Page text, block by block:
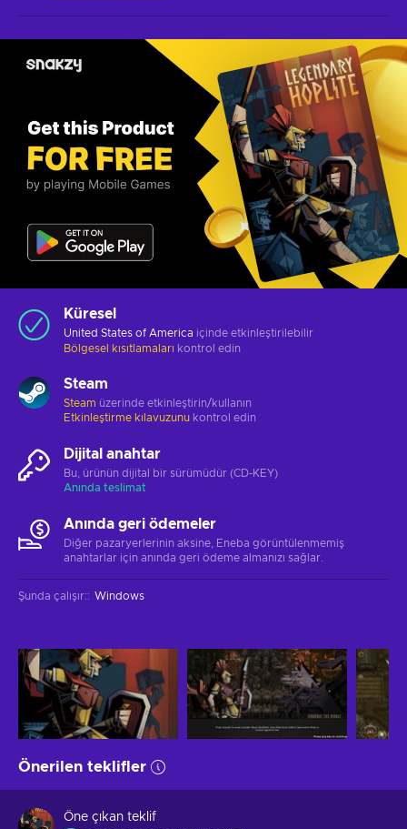
Küresel
United States of America içinde etkinleştirilebilir
Bölgesel kısıtlamaları kontrol edin
Steam
Steam üzerinde etkinleştirin/kullanın
Etkinleştirme kılavuzunu kontrol edin
Dijital anahtar
Bu, ürünün dijital bir sürümüdür (CD-KEY)
Anında teslimat
Anında geri ödemeler
Diğer pazaryerlerinin aksine, Eneba görüntülenmemiş
anahtarlar için anında geri ödeme almanızı sağlar.
Şunda çalışır:: Windows
Önerilen teklifler
Öne çıkan teklif